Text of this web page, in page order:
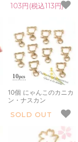
103円(税込113円)
10個 にゃんこのカニカ
ン・ナスカン
SOLD OUT